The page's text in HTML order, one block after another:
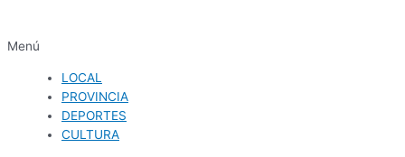
Menú
LOCAL
PROVINCIA
DEPORTES
CULTURA